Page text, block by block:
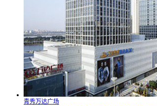
青秀万达广场